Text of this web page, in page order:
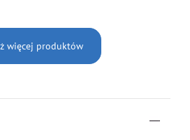
więcej produktów